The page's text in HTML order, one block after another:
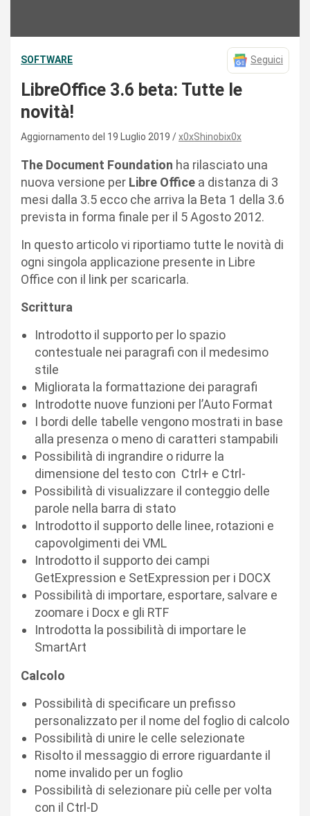
SOFTWARE Seguici
LibreOffice 3.6 beta: Tutte le
novità!
Aggiornamento del 19 Luglio 2019 x0xShinobix0x
The Document Foundation ha rilasciato una
nuova versione per Libre Office a distanza di 3
mesi dalla 3.5 ecco che arriva la Beta 1 della 3.6
prevista in forma finale per il 5 Agosto 2012.
In questo articolo vi riportiamo tutte le novità di
ogni singola applicazione presente in Libre
Office con il link per scaricarla.
Scrittura
Introdotto il supporto per lo spazio
contestuale nei paragrafi con il medesimo
stile
Migliorata la formattazione dei paragrafi
Introdotte nuove funzioni per l’Auto Format
I bordi delle tabelle vengono mostrati in base
alla presenza o meno di caratteri stampabili
Possibilità di ingrandire o ridurre la
dimensione del testo con Ctrl+ e Ctrl-
Possibilità di visualizzare il conteggio delle
parole nella barra di stato
Introdotto il supporto delle linee, rotazioni e
capovolgimenti dei VML
Introdotto il supporto dei campi
GetExpression e SetExpression per i DOCX
Possibilità di importare, esportare, salvare e
zoomare i Docx e gli RTF
Introdotta la possibilità di importare le
SmartArt
Calcolo
Possibilità di specificare un prefisso
personalizzato per il nome del foglio di calcolo
Possibilità di unire le celle selezionate
Risolto il messaggio di errore riguardante il
nome invalido per un foglio
Possibilità di selezionare più celle per volta
con il Ctrl-D